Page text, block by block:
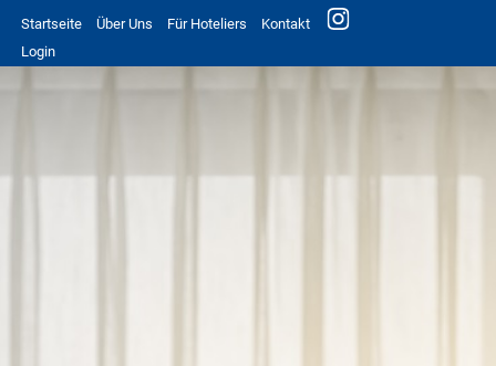
Startseite Über Uns Für Hoteliers
Kontakt
Login